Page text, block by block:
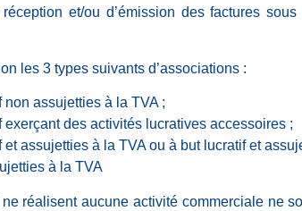
et/ou d’émission des factures
les 3 types suivants d’associations :
assujetties à la TVA ;
des activités lucratives accessoires ;
assujetties à la TVA ou à but lucratif et
à la TVA
réalisent aucune activité commerciale ne